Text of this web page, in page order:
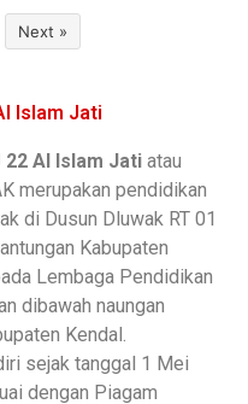
Next »
Islam Jati
22 Al Islam Jati atau
merupakan pendidikan
di Dusun Dluwak RT 01
Kabupaten
Lembaga Pendidikan
dibawah naungan
Kendal .
sejak tanggal 1 Mei
dengan Piagam